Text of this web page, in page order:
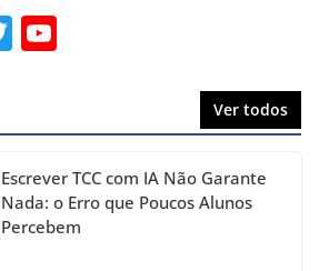
T
er T
u
b
e
Ver todos
Escrever TCC com IA Não Garante
Nada: o Erro que Poucos Alunos
Percebem